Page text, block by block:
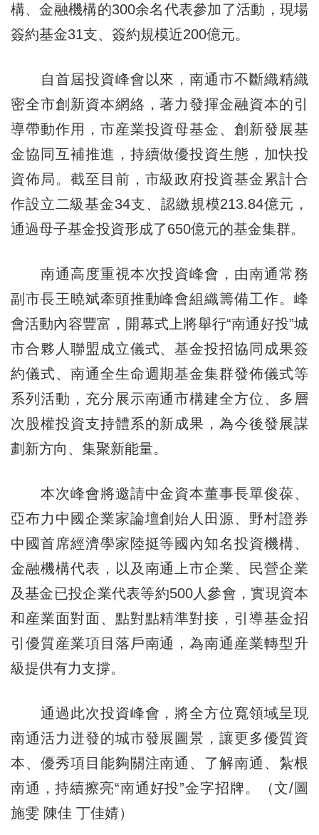
構、金融機構的300余名代表參加了活動，現場
簽約基金31支、簽約規模近200億元。
自首屆投資峰會以來，南通市不斷織精織
密全市創新資本網絡，著力發揮金融資本的引
導帶動作用，市産業投資母基金、創新發展基
金協同互補推進，持續做優投資生態，加快投
資佈局。截至目前，市級政府投資基金累計合
作設立二級基金34支、認繳規模213.84億元，
通過母子基金投資形成了650億元的基金集群。
南通高度重視本次投資峰會，由南通常務
副市長王曉斌牽頭推動峰會組織籌備工作。峰
會活動內容豐富，開幕式上將舉行“南通好投”城
市合夥人聯盟成立儀式、基金投招協同成果簽
約儀式、南通全生命週期基金集群發佈儀式等
系列活動，充分展示南通市構建全方位、多層
次股權投資支持體系的新成果，為今後發展謀
劃新方向、集聚新能量。
本次峰會將邀請中金資本董事長單俊葆、
亞布力中國企業家論壇創始人田源、野村證券
中國首席經濟學家陸挺等國內知名投資機構、
金融機構代表，以及南通上市企業、民營企業
及基金已投企業代表等約500人參會，實現資本
和産業面對面、點對點精準對接，引導基金招
引優質産業項目落戶南通，為南通産業轉型升
級提供有力支撐。
通過此次投資峰會，將全方位寬領域呈現
南通活力迸發的城市發展圖景，讓更多優質資
本、優秀項目能夠關注南通、了解南通、紮根
南通，持續擦亮“南通好投”金字招牌。（文/圖
施雯 陳佳 丁佳婧）